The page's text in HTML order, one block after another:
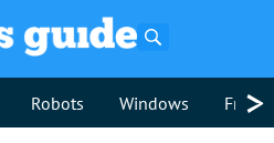
Robots Windows >